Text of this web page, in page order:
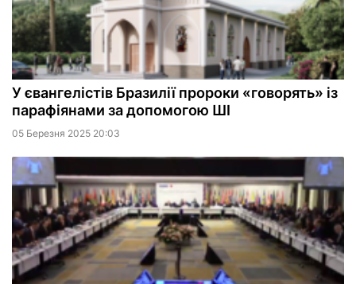
У євангелістів Бразилії пророки «говорять» із
парафіянами за допомогою ШІ
05 Березня 2025 20:03